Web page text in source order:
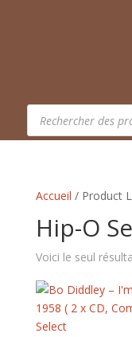
Recherche
produits
Accueil / Product
Hip-O
Voici le seul